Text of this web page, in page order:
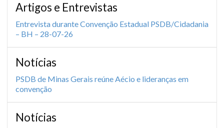
Artigos e Entrevistas
Entrevista durante Convenção Estadual PSDB/Cidadania
– BH – 28-07-26
Notícias
PSDB de Minas Gerais reúne Aécio e lideranças em
convenção
Notícias